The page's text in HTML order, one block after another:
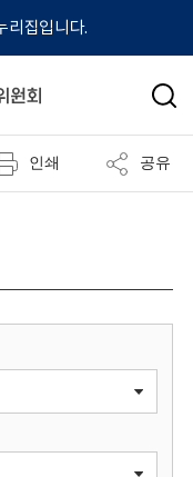
리집입니다.
검
인쇄 공유